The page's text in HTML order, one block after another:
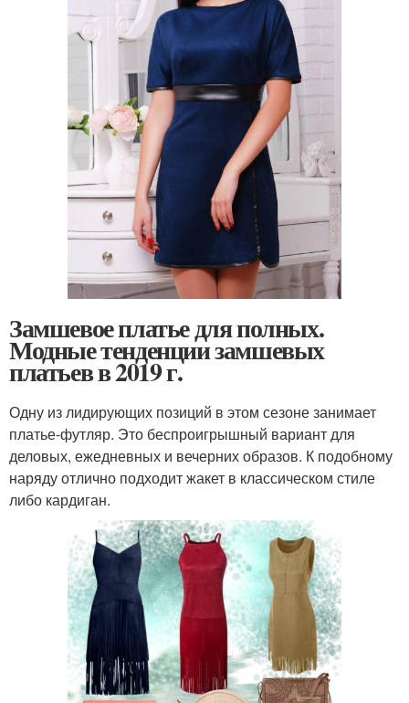
Замшевое платье для полных.
Модные тенденции замшевых
платьев в 2019 г.
Одну из лидирующих позиций в этом сезоне занимает
платье-футляр. Это беспроигрышный вариант для
деловых, ежедневных и вечерних образов. К подобному
наряду отлично подходит жакет в классическом стиле
либо кардиган.